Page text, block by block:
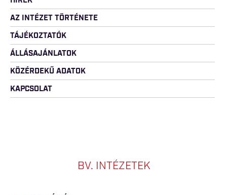
AZ INTÉZET TÖRTÉNETE
TÁJÉKOZTATÓK
ÁLLÁSAJÁNLATOK
KÖZÉRDEKŰ ADATOK
KAPCSOLAT
BV. INTÉZETEK